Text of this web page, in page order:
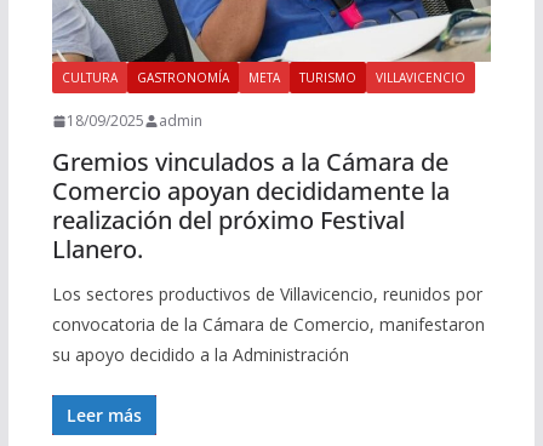
CULTURA GASTRONOMÍA META TURISMO VILLAVICENCIO
18/09/2025 admin
Gremios vinculados a la Cámara de
Comercio apoyan decididamente la
realización del próximo Festival
Llanero.
Los sectores productivos de Villavicencio, reunidos por
convocatoria de la Cámara de Comercio, manifestaron
su apoyo decidido a la Administración
Leer más